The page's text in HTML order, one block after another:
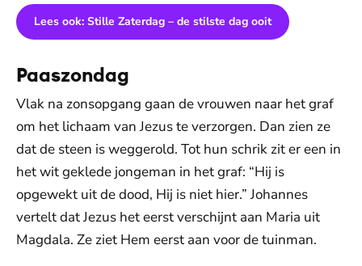
Lees ook: Stille Zaterdag – de stilste dag ooit
Paaszondag
Vlak na zonsopgang gaan de vrouwen naar het graf
om het lichaam van Jezus te verzorgen. Dan zien ze
dat de steen is weggerold. Tot hun schrik zit er een in
het wit geklede jongeman in het graf: “Hij is
opgewekt uit de dood, Hij is niet hier.” Johannes
vertelt dat Jezus het eerst verschijnt aan Maria uit
Magdala. Ze ziet Hem eerst aan voor de tuinman.